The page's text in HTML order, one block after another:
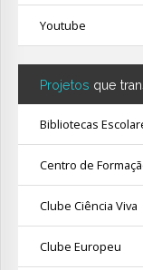
Youtube
Projetos que
Bibliotecas
Centro de
Clube Ciência Viva
Clube Europeu